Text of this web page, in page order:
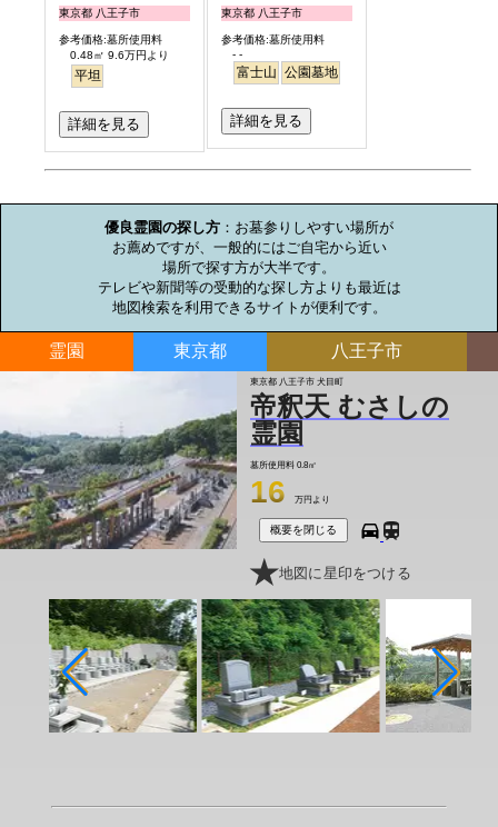
東京都 八王子市
参考価格:墓所使用料
0.48㎡ 9.6万円より
平坦
詳細を見る
東京都 八王子市
参考価格:墓所使用料
- -
富士山 公園墓地
詳細を見る
優良霊園の探し方 ：お墓参りしやすい場所が
お薦めですが、一般的にはご自宅から近い
場所で探す方が大半です。
テレビや新聞等の受動的な探し方よりも最近は
地図検索を利用できるサイトが便利です。
霊園 東京都 八王子市
東京都 八王子市 犬目町
帝釈天 むさしの
霊園
墓所使用料 0.8㎡
16 万円より
概要を閉じる
地図に星印をつける